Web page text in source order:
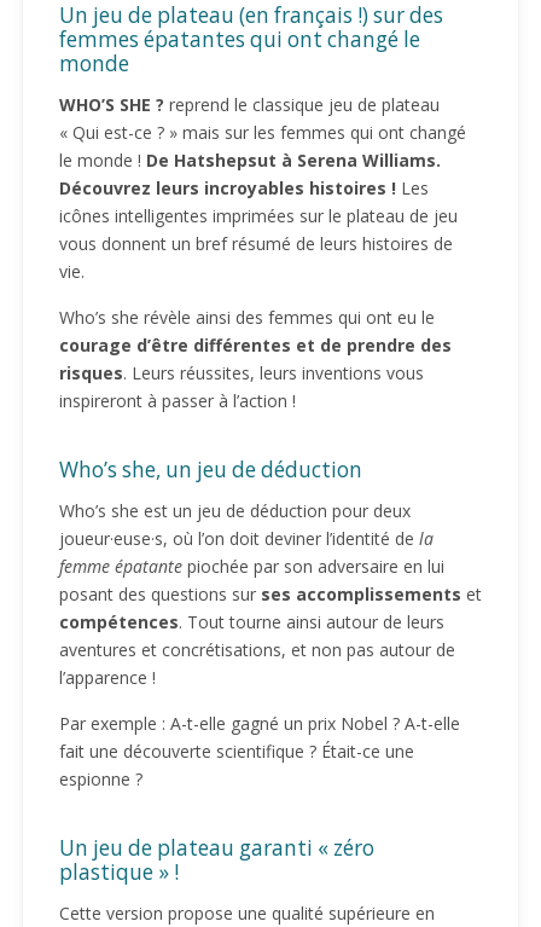
Un jeu de plateau (en français !) sur des
femmes épatantes qui ont changé le
monde
WHO’S SHE ? reprend le classique jeu de plateau
« Qui est-ce ? » mais sur les femmes qui ont changé
le monde ! De Hatshepsut à Serena Williams.
Découvrez leurs incroyables histoires ! Les
icônes intelligentes imprimées sur le plateau de jeu
vous donnent un bref résumé de leurs histoires de
vie.
Who’s she révèle ainsi des femmes qui ont eu le
courage d’être différentes et de prendre des
risques. Leurs réussites, leurs inventions vous
inspireront à passer à l’action !
Who’s she, un jeu de déduction
Who’s she est un jeu de déduction pour deux
joueur·euse·s, où l’on doit deviner l’identité de la
femme épatante piochée par son adversaire en lui
posant des questions sur ses accomplissements et
compétences. Tout tourne ainsi autour de leurs
aventures et concrétisations, et non pas autour de
l’apparence !
Par exemple : A-t-elle gagné un prix Nobel ? A-t-elle
fait une découverte scientifique ? Était-ce une
espionne ?
Un jeu de plateau garanti « zéro
plastique » !
Cette version propose une qualité supérieure en